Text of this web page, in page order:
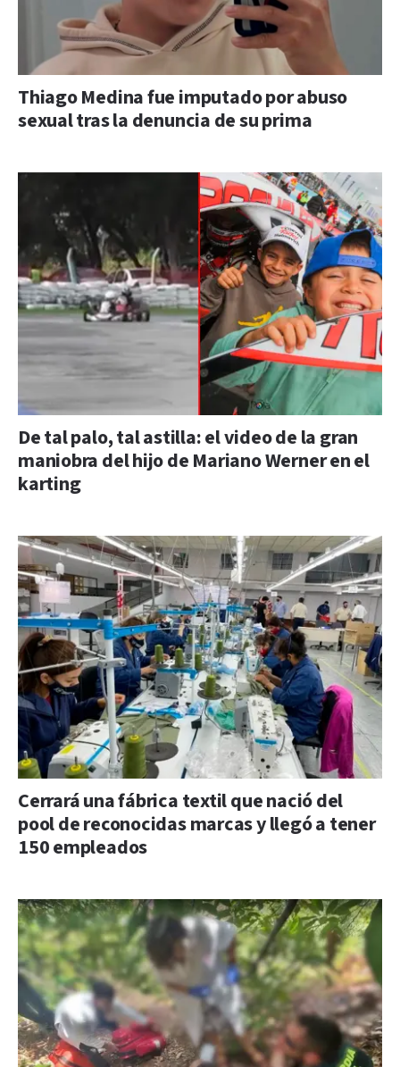
Thiago Medina fue imputado por abuso
sexual tras la denuncia de su prima
De tal palo, tal astilla: el video de la gran
maniobra del hijo de Mariano Werner en el
karting
Cerrará una fábrica textil que nació del
pool de reconocidas marcas y llegó a tener
150 empleados